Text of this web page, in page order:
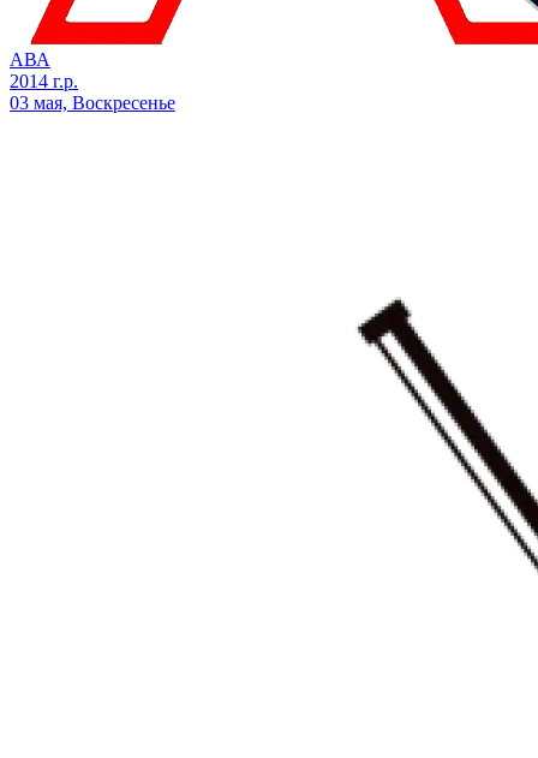
АВА
2014 г.р.
03 мая, Воскресенье